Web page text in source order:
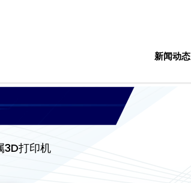
新闻动态
3D打印机